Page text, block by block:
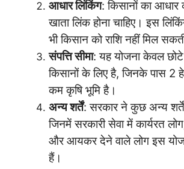
आधार लिंकिंग: किसानों का
खाता लिंक होना चाहिए। इस
भी किसान को राशि नहीं मिल
संपत्ति सीमा: यह योजना केवल
किसानों के लिए है, जिनके पास 2
कम कृषि भूमि है।
अन्य शर्तें: सरकार ने कुछ अन्य शर्तें
जिनमें सरकारी सेवा में कार्यरत
और आयकर देने वाले लोग इस
हैं।